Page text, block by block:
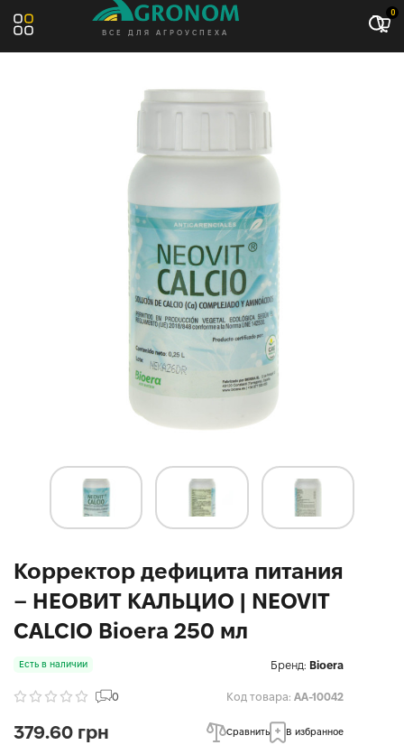
ВСЕ ДЛЯ АГРОУСПЕХА
0
Корректор дефицита питания
– НЕОВИТ КАЛЬЦИО | NEOVIT
CALCIO Bioerа 250 мл
Есть в наличии Бренд: Bioera
0 Код товара: AA-10042
379.60 грн Сравнить В избранное